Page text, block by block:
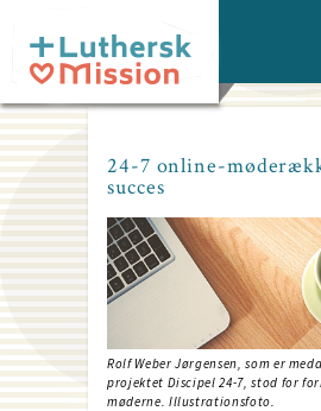
main
content
24-7 online-
succes
Rolf Weber Jørgensen, som er
projektet Discipel 24-7, stod for
møderne. Illustrationsfoto.